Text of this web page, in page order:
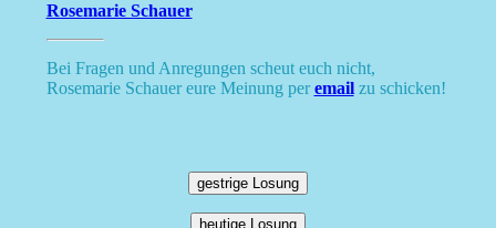
Rosemarie Schauer
Bei Fragen und Anregungen scheut euch nicht,
Rosemarie Schauer eure Meinung peremailzu schicken!
gestrige Losung
heutige Losung